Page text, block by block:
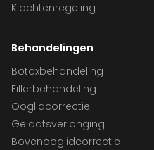
Klachtenregeling
Behandelingen
Botoxbehandeling
Fillerbehandeling
Ooglidcorrectie
Gelaatsverjonging
Bovenooglidcorrectie